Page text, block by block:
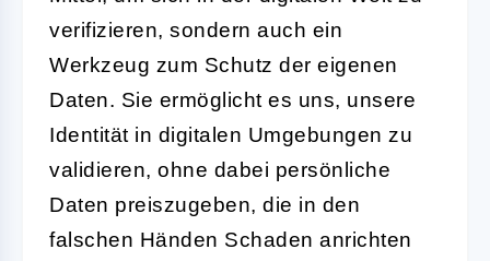
verifizieren, sondern auch ein
Werkzeug zum Schutz der eigenen
Daten. Sie ermöglicht es uns, unsere
Identität in digitalen Umgebungen zu
validieren, ohne dabei persönliche
Daten preiszugeben, die in den
falschen Händen Schaden anrichten